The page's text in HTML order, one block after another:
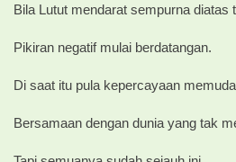
Bila Lutut mendarat sempurna diatas
Pikiran negatif mulai berdatangan.
Di saat itu pula kepercayaan
Bersamaan dengan dunia yang tak